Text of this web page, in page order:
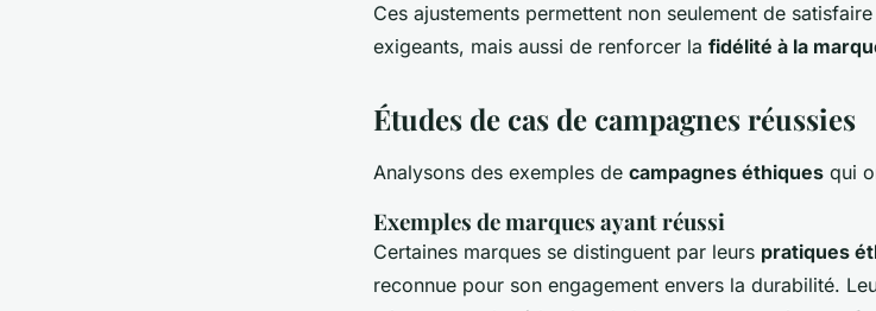
Ces ajustements permettent non seulement de
exigeants, mais aussi de renforcer la fidélité à la
Études de cas de campagnes réussies
Analysons des exemples de campagnes éthiques qui
Exemples de marques ayant réussi
Certaines marques se distinguent par leurs pratiques
reconnue pour son engagement envers la durabilité.